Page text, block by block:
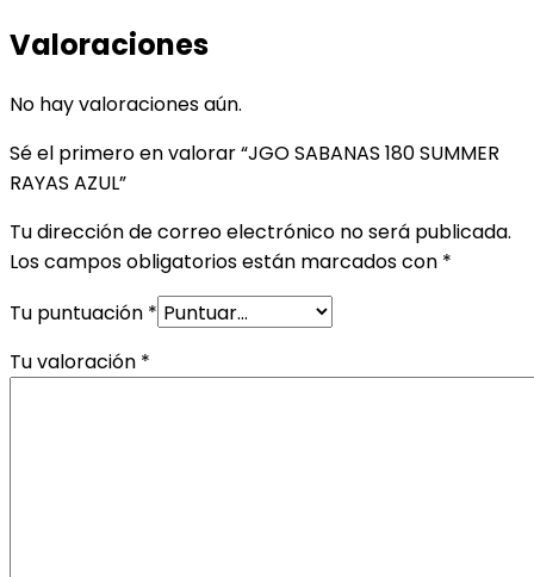
Valoraciones
No hay valoraciones aún.
Sé el primero en valorar “JGO SABANAS 180 SUMMER
RAYAS AZUL”
Tu dirección de correo electrónico no será publicada.
Los campos obligatorios están marcados con *
Tu puntuación *
Tu valoración *